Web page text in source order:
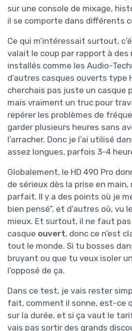
sur une console de mixage,
il se comporte dans différents
Ce qui m’intéressait surtout,
valait le coup par rapport à des
installés comme les Audio-
d’autres casques ouverts type
cherchais pas juste un casque
mais vraiment un truc pour
repérer les problèmes de
garder plusieurs heures sans
l’arracher. Donc je l’ai utilisé
assez longues, parfois 3-4
Globalement, le HD 490 Pro
de sérieux dès la prise en
parfait. Il y a des points où je
bien pensé”, et d’autres où, vu
mieux. Et surtout, il ne faut pas
casque ouvert, donc ce n’est
tout le monde. Si tu bosses
bruyant ou que tu veux isoler
l’opposé de ça.
Dans ce test, je vais rester
fait, comment il sonne, est-ce
sur la durée, et si ça vaut le
vais pas sortir des grands